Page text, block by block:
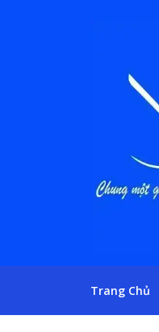
Trang Chủ